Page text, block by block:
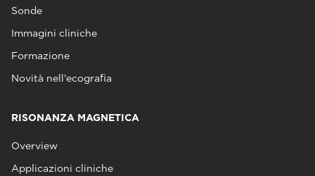
Sonde
Immagini cliniche
Formazione
Novità nell'ecografia
RISONANZA MAGNETICA
Overview
Applicazioni cliniche